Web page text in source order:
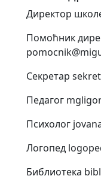
Директор
Помоћник
Секретар
Педагог
Психолог
Логопед
Библиотека